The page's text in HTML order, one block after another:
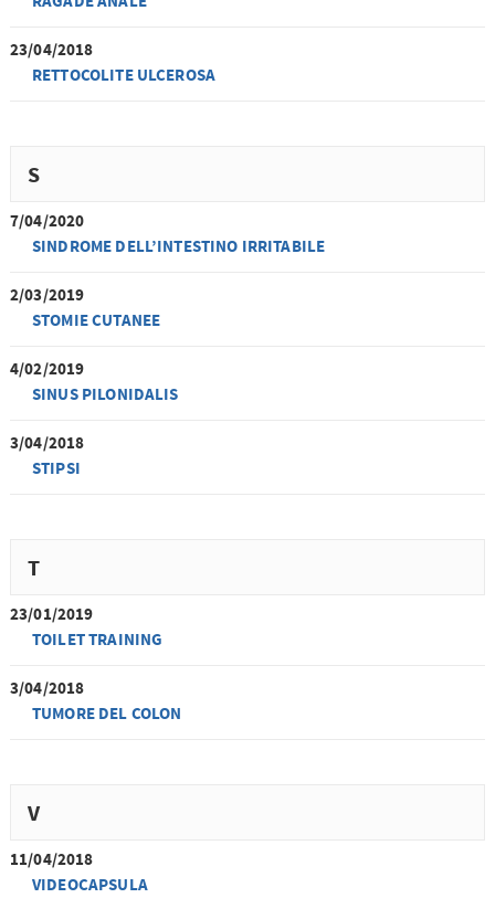
23/04/2018
RETTOCOLITE ULCEROSA
S
7/04/2020
SINDROME DELL’INTESTINO IRRITABILE
2/03/2019
STOMIE CUTANEE
4/02/2019
SINUS PILONIDALIS
3/04/2018
STIPSI
T
23/01/2019
TOILET TRAINING
3/04/2018
TUMORE DEL COLON
V
11/04/2018
VIDEOCAPSULA